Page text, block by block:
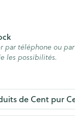
par téléphone ou
les possibilités.
de Cent pur